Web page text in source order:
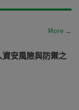
More →
安風險與防禦之